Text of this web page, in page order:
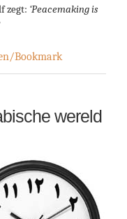
zegt: ‘Peacemaking is
Bookmark
wereld